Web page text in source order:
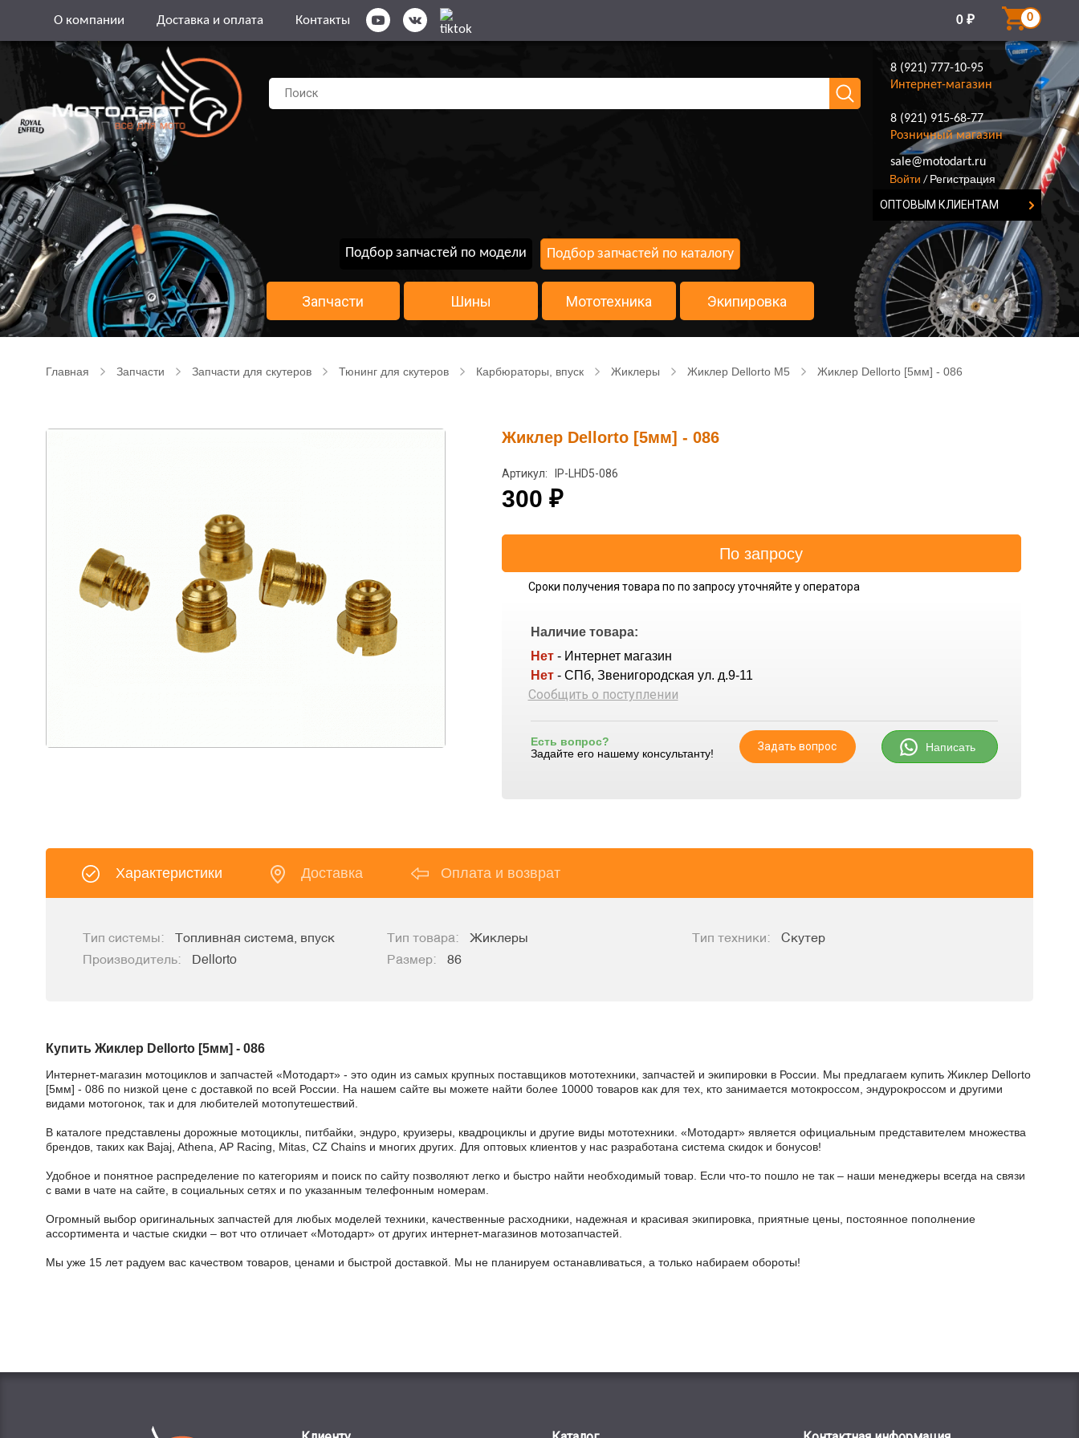
О компании Доставка и оплата Контакты 0 ₽ 0
8 (921) 777-10-95
Интернет-магазин
8 (921) 915-68-77
Розничный магазин
8 (921) 777-10-95
sale@motodart.ru
Войти / Регистрация
ОПТОВЫМ КЛИЕНТАМ
Подбор запчастей по модели Подбор запчастей по каталогу
Запчасти Шины Мототехника Экипировка
Главная Запчасти Запчасти для скутеров Тюнинг для скутеров Карбюраторы, впуск Жиклеры Жиклер Dellorto M5 Жиклер Dellorto [5мм] - 086
Жиклер Dellorto [5мм] - 086
Артикул: IP-LHD5-086
300 ₽
Сроки получения товара по по запросу уточняйте у оператора
Наличие товара:
Нет - Интернет магазин
Нет - СПб, Звенигородская ул. д.9-11
Сообщить о поступлении
Есть вопрос?
Задайте его нашему консультанту!
Задать вопрос Написать
Характеристики Доставка Оплата и возврат
Тип системы: Топливная система, впуск Тип товара: Жиклеры Тип техники:
Скутер
Производитель:
Dellorto Размер: 86
Купить Жиклер Dellorto [5мм] - 086
Интернет-магазин мотоциклов и запчастей «Мотодарт» - это один из самых крупных поставщиков мототехники, запчастей и экипировки в России. Мы предлагаем купить Жиклер Dellorto
[5мм] - 086 по низкой цене с доставкой по всей России. На нашем сайте вы можете найти более 10000 товаров как для тех, кто занимается мотокроссом, эндурокроссом и другими
видами мотогонок, так и для любителей мотопутешествий.
В каталоге представлены дорожные мотоциклы, питбайки, эндуро, круизеры, квадроциклы и другие виды мототехники. «Мотодарт» является официальным представителем множества
брендов, таких как Bajaj, Athena, AP Racing, Mitas, CZ Chains и многих других. Для оптовых клиентов у нас разработана система скидок и бонусов!
Удобное и понятное распределение по категориям и поиск по сайту позволяют легко и быстро найти необходимый товар. Если что-то пошло не так – наши менеджеры всегда на связи
с вами в чате на сайте, в социальных сетях и по указанным телефонным номерам.
Огромный выбор оригинальных запчастей для любых моделей техники, качественные расходники, надежная и красивая экипировка, приятные цены, постоянное пополнение
ассортимента и частые скидки – вот что отличает «Мотодарт» от других интернет-магазинов мотозапчастей.
Мы уже 15 лет радуем вас качеством товаров, ценами и быстрой доставкой. Мы не планируем останавливаться, а только набираем обороты!